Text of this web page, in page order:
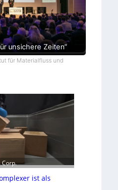
unsichere Zeiten“
für Materialfluss und
Corp.
ist als